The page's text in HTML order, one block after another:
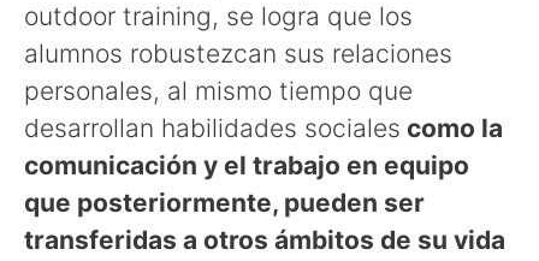
outdoor training, se logra que los
alumnos robustezcan sus relaciones
personales, al mismo tiempo que
desarrollan habilidades sociales como la
comunicación y el trabajo en equipo
que posteriormente, pueden ser
transferidas a otros ámbitos de su vida